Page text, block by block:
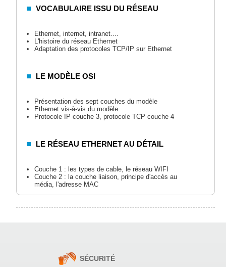
VOCABULAIRE ISSU DU RÉSEAU
Ethernet, internet, intranet....
L'histoire du réseau Ethernet
Adaptation des protocoles TCP/IP sur Ethernet
LE MODÈLE OSI
Présentation des sept couches du modèle
Ethernet vis-à-vis du modèle
Protocole IP couche 3, protocole TCP couche 4
LE RÉSEAU ETHERNET AU DÉTAIL
Couche 1 : les types de cable, le réseau WIFI
Couche 2 : la couche liaison, principe d'accès au
média, l'adresse MAC
SÉCURITÉ